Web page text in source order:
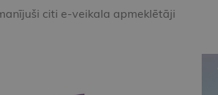
citi e-veikala apmeklētāji